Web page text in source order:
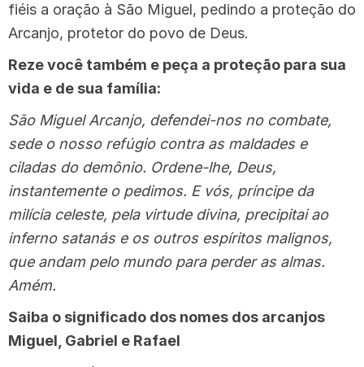
fiéis a oração à São Miguel, pedindo a proteção do
Arcanjo, protetor do povo de Deus.
Reze você também e peça a proteção para sua
vida e de sua família:
São Miguel Arcanjo, defendei-nos no combate,
sede o nosso refúgio contra as maldades e
ciladas do demônio. Ordene-lhe, Deus,
instantemente o pedimos. E vós, príncipe da
milícia celeste, pela virtude divina, precipitai ao
inferno satanás e os outros espíritos malignos,
que andam pelo mundo para perder as almas.
Amém.
Saiba o significado dos nomes dos arcanjos
Miguel, Gabriel e Rafael